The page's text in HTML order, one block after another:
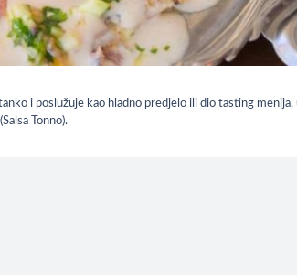
i poslužuje kao hladno predjelo ili dio tasting
Tonno).